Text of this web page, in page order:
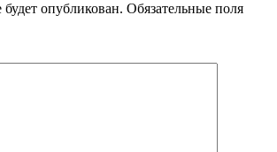
опубликован. Обязательные поля